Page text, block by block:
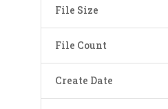
File Size
File Count
Create Date